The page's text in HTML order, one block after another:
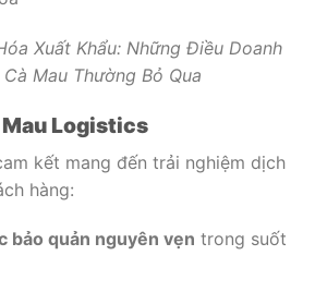
Xuất Khẩu: Những Điều Doanh
Mau Thường Bỏ Qua
Mau Logistics
kết mang đến trải nghiệm dịch
hàng:
bảo quản nguyên vẹn trong suốt